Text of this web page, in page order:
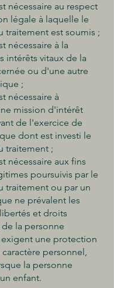
nécessaire au respect
légale à laquelle le
traitement est soumis ;
nécessaire à la
intérêts vitaux de la
ou d'une autre
;
nécessaire à
mission d'intérêt
de l'exercice de
dont est investi le
traitement ;
nécessaire aux fins
poursuivis par le
traitement ou par un
ne prévalent les
et droits
la personne
une protection
personnel,
la personne
enfant.